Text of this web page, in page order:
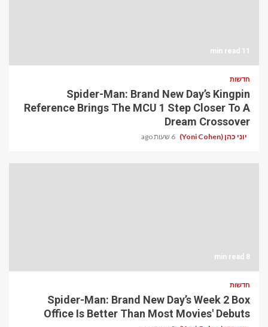
11 min read
חדשות
Spider-Man: Brand New Day’s Kingpin
Reference Brings The MCU 1 Step Closer To A
Dream Crossover
יוני כהן (Yoni Cohen) 6 שעות ago
8 min read
חדשות
Spider-Man: Brand New Day’s Week 2 Box
Office Is Better Than Most Movies' Debuts